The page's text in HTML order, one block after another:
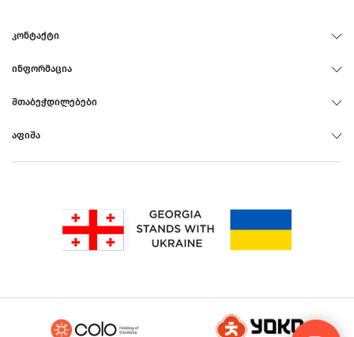
ᲙᲝᲜᲢᲐᲥᲢᲘ
ᲘᲜᲤᲝᲠᲛᲐᲪᲘᲐ
ᲨᲗᲐᲑᲔᲭᲓᲘᲚᲔᲑᲔᲑᲘ
ᲐᲤᲘᲨᲐ